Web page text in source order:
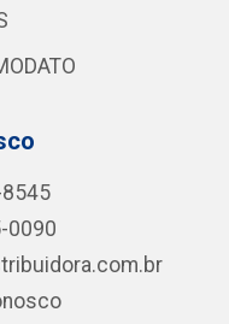
0090